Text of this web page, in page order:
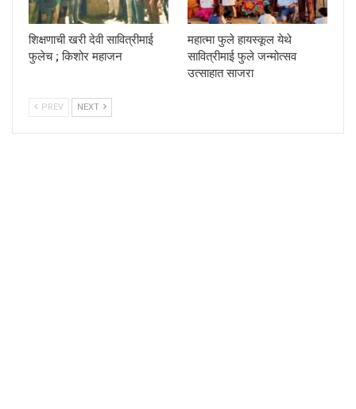
शिक्षणाची खरी देवी सावित्रीमाई
फुलेच ; किशोर महाजन
महात्मा फुले हायस्कूल येथे
सावित्रीमाई फुले जन्मोत्सव
उत्साहात साजरा
PREV NEXT